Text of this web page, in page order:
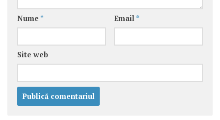
Nume * Email *
Site web